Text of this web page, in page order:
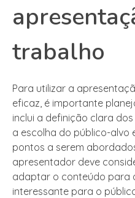
trabalho
Para utilizar a
eficaz, é importante
inclui a definição clara
a escolha do público-alvo
pontos a serem
apresentador deve
adaptar o conteúdo para
interessante para o